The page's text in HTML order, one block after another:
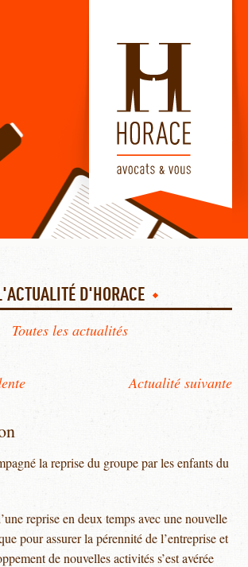
D'HORACE
Toutes les actualités
Actualité suivante
la reprise du groupe par les enfants du
reprise en deux temps avec une nouvelle
pour assurer la pérennité de l’entreprise et
de nouvelles activités s’est avérée